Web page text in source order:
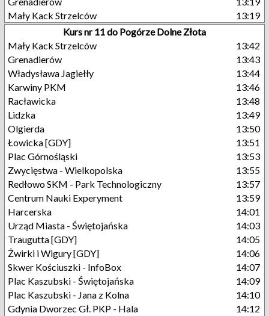
Mały Kack Strzelców
13:19
Kurs nr 11 do Pogórze Dolne Złota
Mały Kack Strzelców
13:42
Grenadierów
13:43
Władysława Jagiełły
13:44
Karwiny PKM
13:46
Racławicka
13:48
Lidzka
13:49
Olgierda
13:50
Łowicka [GDY]
13:51
Plac Górnośląski
13:53
Zwycięstwa - Wielkopolska
13:55
Redłowo SKM - Park Technologiczny
13:57
Centrum Nauki Experyment
13:59
Harcerska
14:01
Urząd Miasta - Świętojańska
14:03
Traugutta [GDY]
14:05
Żwirki i Wigury [GDY]
14:06
Skwer Kościuszki - InfoBox
14:07
Plac Kaszubski - Świętojańska
14:09
Plac Kaszubski - Jana z Kolna
14:10
Gdynia Dworzec Gł. PKP - Hala
14:12